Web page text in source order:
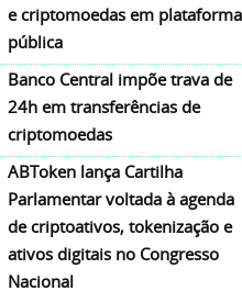
e criptomoedas em plataforma
pública
Banco Central impõe trava de
24h em transferências de
criptomoedas
ABToken lança Cartilha
Parlamentar voltada à agenda
de criptoativos, tokenização e
ativos digitais no Congresso
Nacional